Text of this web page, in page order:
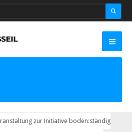
zur Initiative boden:ständig